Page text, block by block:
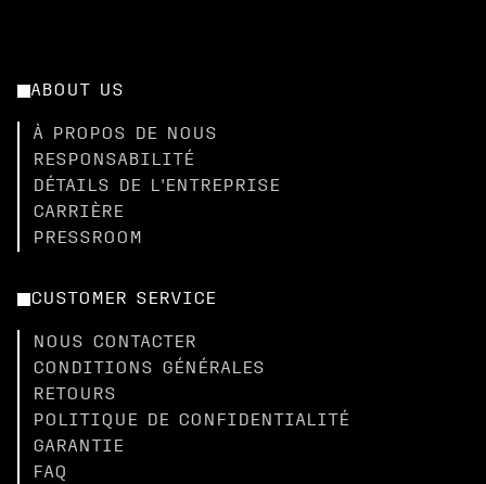
ABOUT US
À PROPOS DE NOUS
RESPONSABILITÉ
DÉTAILS DE L'ENTREPRISE
CARRIÈRE
PRESSROOM
CUSTOMER SERVICE
NOUS CONTACTER
CONDITIONS GÉNÉRALES
RETOURS
POLITIQUE DE CONFIDENTIALITÉ
GARANTIE
FAQ